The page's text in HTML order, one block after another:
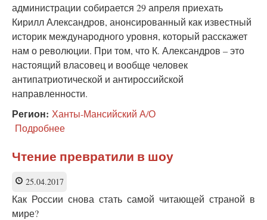
администрации собирается 29 апреля приехать
Кирилл Александров, анонсированный как известный
историк международного уровня, который расскажет
нам о революции. При том, что К. Александров – это
настоящий власовец и вообще человек
антипатриотической и антироссийской
направленности.
Регион: Ханты-Мансийский А/О
Подробнее
такой
Кирилл
Как
Чтение превратили в шоу
25.04.2017
Как России снова стать самой читающей страной в
мире?